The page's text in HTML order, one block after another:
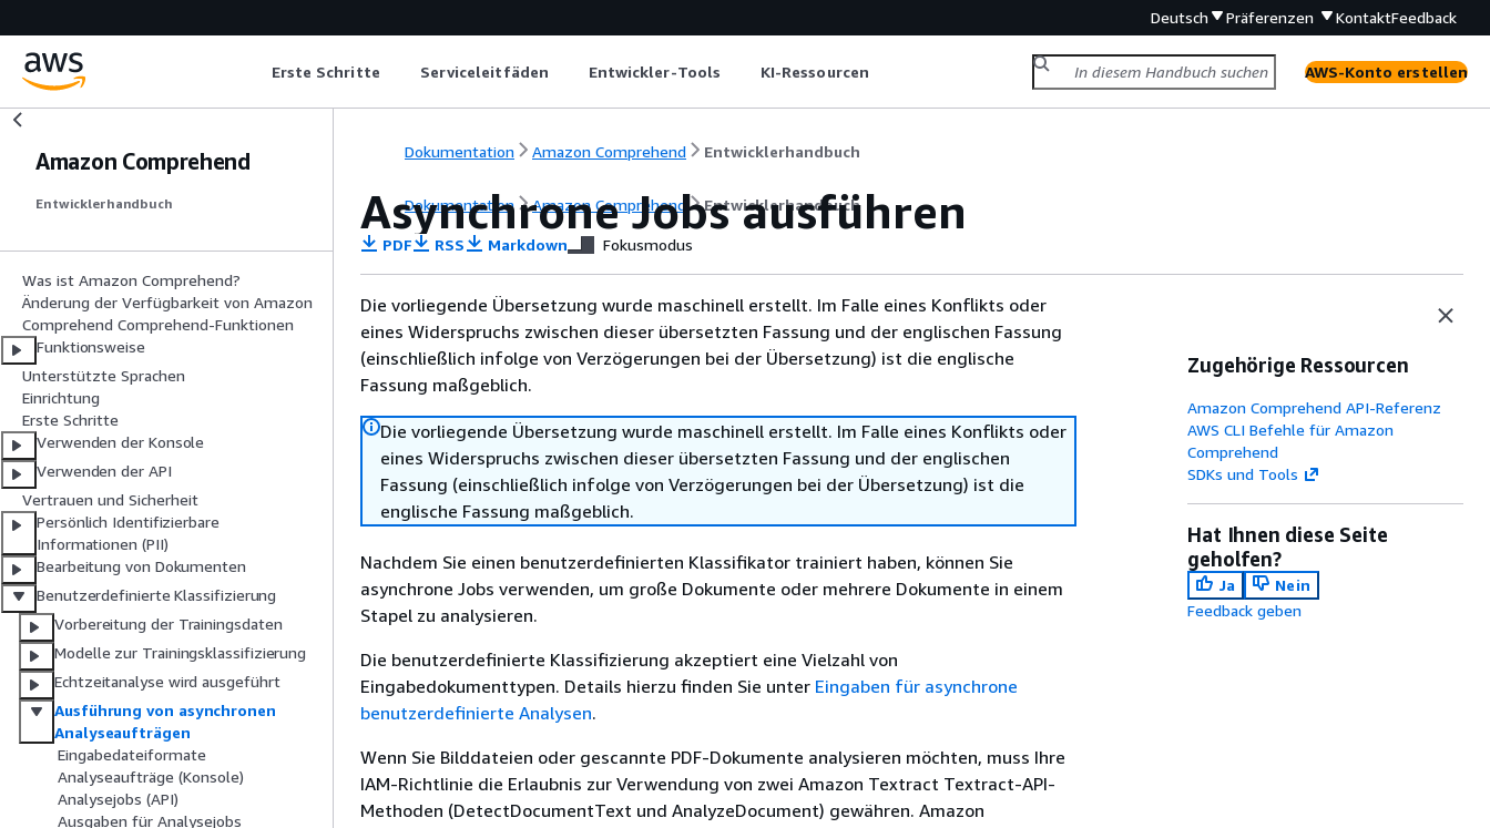
Deutsch Präferenzen KontaktFeedback
Erste Schritte Serviceleitfäden Entwickler-Tools KI-Ressourcen AWS-Konto erstellen
Amazon Comprehend
Entwicklerhandbuch
Was ist Amazon Comprehend?
Änderung der Verfügbarkeit von Amazon
Comprehend Comprehend-Funktionen
Funktionsweise
Unterstützte Sprachen
Einrichtung
Erste Schritte
Verwenden der Konsole
Verwenden der API
Vertrauen und Sicherheit
Persönlich Identifizierbare
Informationen (PII)
Bearbeitung von Dokumenten
Benutzerdefinierte Klassifizierung
Vorbereitung der Trainingsdaten
Modelle zur Trainingsklassifizierung
Echtzeitanalyse wird ausgeführt
Ausführung von asynchronen
Analyseaufträgen
Eingabedateiformate
Analyseaufträge (Konsole)
Analysejobs (API)
Ausgaben für Analysejobs
Dokumentation Amazon Comprehend Entwicklerhandbuch
Dokumentation Amazon Comprehend Entwicklerhandbuch
Asynchrone Jobs ausführen
PDF RSS Markdown Fokusmodus
Die vorliegende Übersetzung wurde maschinell erstellt. Im Falle eines Konflikts oder
eines Widerspruchs zwischen dieser übersetzten Fassung und der englischen Fassung
(einschließlich infolge von Verzögerungen bei der Übersetzung) ist die englische
Fassung maßgeblich.
Die vorliegende Übersetzung wurde maschinell erstellt. Im Falle eines Konflikts oder
eines Widerspruchs zwischen dieser übersetzten Fassung und der englischen
Fassung (einschließlich infolge von Verzögerungen bei der Übersetzung) ist die
englische Fassung maßgeblich.
Nachdem Sie einen benutzerdefinierten Klassifikator trainiert haben, können Sie
asynchrone Jobs verwenden, um große Dokumente oder mehrere Dokumente in einem
Stapel zu analysieren.
Die benutzerdefinierte Klassifizierung akzeptiert eine Vielzahl von
Eingabedokumenttypen. Details hierzu finden Sie unter Eingaben für asynchrone
benutzerdefinierte Analysen.
Wenn Sie Bilddateien oder gescannte PDF-Dokumente analysieren möchten, muss Ihre
IAM-Richtlinie die Erlaubnis zur Verwendung von zwei Amazon Textract Textract-API-
Methoden (DetectDocumentText und AnalyzeDocument) gewähren. Amazon
Zugehörige Ressourcen
Amazon Comprehend API-Referenz
AWS CLI Befehle für Amazon
Comprehend
SDKs und Tools
Hat Ihnen diese Seite
geholfen?
Ja
Nein
Feedback geben